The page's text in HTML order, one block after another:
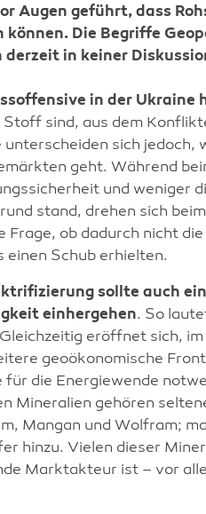
Augen geführt, dass
können. Die Begriffe
derzeit in keiner
in der Ukraine
Stoff sind, aus dem
sich jedoch,
geht. Während
und weniger
stand, drehen sich
Frage, ob dadurch nicht
einen Schub erhielten.
sollte auch
einhergehen. So
eröffnet sich,
geoökonomische
die Energiewende
Mineralien gehören
Mangan und Wolfram;
hinzu. Vielen dieser
Marktakteur ist – vor